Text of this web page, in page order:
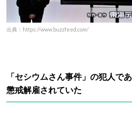
出典：https://www.buzzfeed.com/
「セシウムさん事件」の犯人で
懲戒解雇されていた